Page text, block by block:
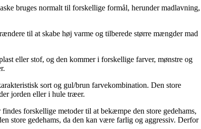
bruges normalt til forskellige formål, herunder madlavning,
til at skabe høj varme og tilberede større mængder mad
eller stof, og den kommer i forskellige farver, mønstre og
sort og gul/brun farvekombination. Den store
jorden eller i hule træer.
forskellige metoder til at bekæmpe den store gedehams,
store gedehams, da den kan være farlig og aggressiv. Derfor